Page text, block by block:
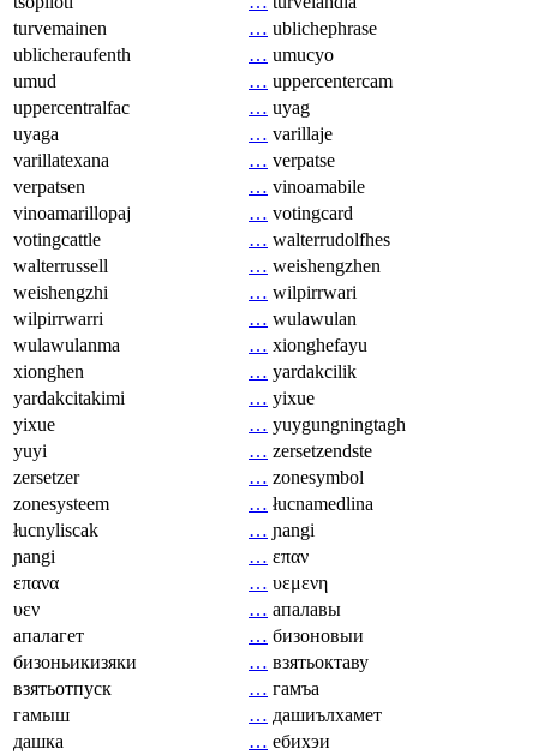
turvemainen
… ublichephrase
ublicheraufenth
… umucyo
umud
… uppercentercam
uppercentralfac
… uyag
uyaga
… varillaje
varillatexana
… verpatse
verpatsen
… vinoamabile
vinoamarillopaj
… votingcard
votingcattle
… walterrudolfhes
walterrussell
… weishengzhen
weishengzhi
… wilpirrwari
wilpirrwarri
… wulawulan
wulawulanma
… xionghefayu
xionghen
… yardakcilik
yardakcitakimi
… yixue
yixue
… yuygungningtagh
yuyi
… zersetzendste
zersetzer
… zonesymbol
zonesysteem
… łucnamedlina
łucnyliscak
… ɲangi
ɲangi
… επαν
επανα
… υεμενη
υεν
… апалавы
апалагет
… бизоновыи
бизоньикизяки
… взятьоктаву
взятьотпуск
… гамъа
гамыш
… дашиълхамет
дашка
… ебихэи